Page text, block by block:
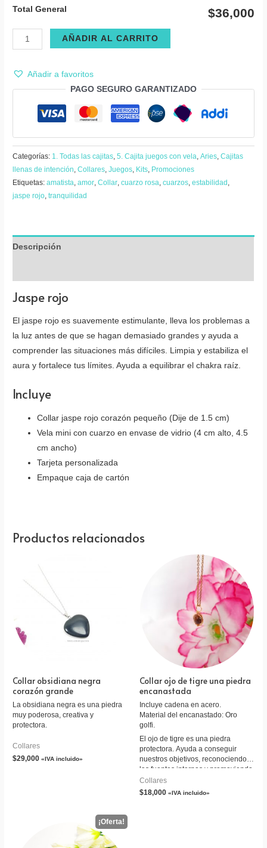
Total General $36,000
Cajita
collar
rojo
pequeño
vela
mini
cantidad
AÑADIR AL CARRITO
Añadir a favoritos
PAGO SEGURO GARANTIZADO
Categorías: 1. Todas las cajitas,5. Cajita juegos con vela,Aries,Cajitas
llenas de intención,Collares,Juegos, Kits, Promociones
Etiquetas:amatista,amor,Collar,cuarzo rosa,cuarzos,estabilidad ,
jaspe rojo,tranquilidad
Descripción
Jaspe rojo
El jaspe rojo es suavemente estimulante, lleva los problemas a
la luz antes de que se hagan demasiado grandes y ayuda a
comprender las situaciones más difíciles. Limpia y estabiliza el
aura y fortalece tus límites. Ayuda a equilibrar el chakra raíz.
Incluye
Collar jaspe rojo corazón pequeño (Dije de 1.5 cm)
Vela mini con cuarzo en envase de vidrio (4 cm alto, 4.5
cm ancho)
Tarjeta personalizada
Empaque caja de cartón
Productos relacionados
Collar obsidiana negra
corazón grande
La obsidiana negra es una piedra
muy poderosa, creativa y
protectora.
Collares
$29,000 «IVA incluido»
Collar ojo de tigre una piedra
encanastada
Incluye cadena en acero.
Material del encanastado: Oro
golfi.
El ojo de tigre es una piedra
protectora. Ayuda a conseguir
nuestros objetivos, reconociendo
las fuentes internas y promoviendo
la claridad de intención. Esta
piedra es útil para reconocer tanto
Collares
$18,000 «IVA incluido»